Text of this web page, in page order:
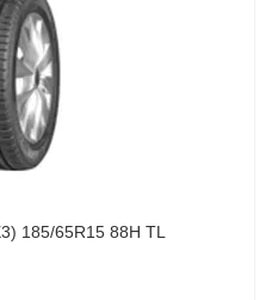
185/65R15 88H TL